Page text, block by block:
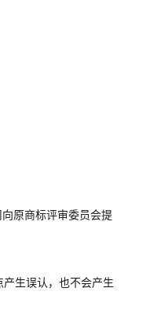
原商标评审委员会提
生误认，也不会产生